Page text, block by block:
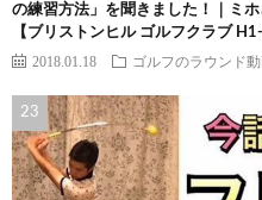
の練習方法」を聞きました！｜ミ
【ブリストンヒル ゴルフクラブ H1-
2018.01.18 ゴルフのラウンド